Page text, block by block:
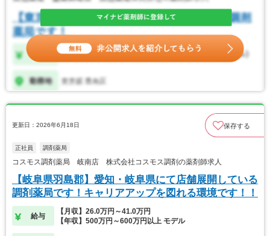
更新日：2026年6月18日 保存する
正社員 調剤薬局
コスモス調剤薬局 岐南店 株式会社コスモス調剤の薬剤師求人
【岐阜県羽島郡】愛知・岐阜県にて店舗展開している
調剤薬局です！キャリアアップを図れる環境です！！
給与
【月収】26.0万円～41.0万円
【年収】500万円～600万円以上 モデル